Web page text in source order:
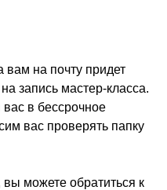
вам на почту придет
запись мастер-класса.
в бессрочное
вас проверять папку
можете обратиться к